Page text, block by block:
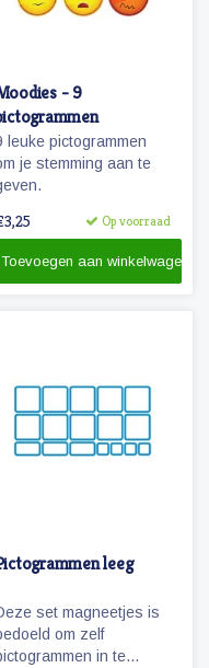
- 9
leuke pictogrammen
je stemming aan te
Op voorraad
Toevoegen aan winkelwagen
leeg
set magneetjes is
om zelf
in te